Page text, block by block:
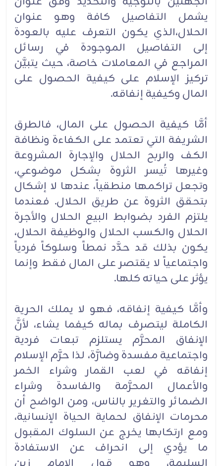
يشمل التفاصيل كافة وهو عنوان
الحلال،الذي يكون التعرف عليه بالعودة
إلى التفاصيل الموجودة في رسائل
المراجع في المعاملات خاصة، حيث يتبيَّن
تركيز الإسلام على كيفية الحصول على
المال وكيفية إنفاقه.
أمَّا كيفية الحصول على المال، فالطرق
الشريفة التي تعتمد على الكفاءة ونظافة
الكف والربح الحلال والإجارة المشروعة
وغيرها تُيسر الثروة بشكل موضوعي،
وتجعل تراكمها منطقياً، عندها لا إشكال
بتحقق الثروة عن طريق الحلال. فعندما
يلتزم الفرد بضوابط البيع الحلال والأجرة
الحلال والكسب الحلال والوظيفة الحلال،
يكون بذلك قد حدَّد نمطاً وسلوكاً فردياً
واجتماعياً لا يقتصر على المال فقط وإنما
يؤثر على حياته كلها.
وأمَّا كيفية إنفاقه، فهو لا يملك الحرية
الكاملة ليتصرف بماله كيفما يشاء، لأنَّ
الإنفاق المحرَّم يستلزم تبعات فردية
واجتماعية مفسدة وضارَّة، لذا حرَّم الإسلام
إنفاقه في لعب القمار وشراء الخمر
والأعمال المحرَّمة والفاسدة وشراء
الضمائر والتغرير بالناس، ومن الواضح أن
محرمات الإنفاق لحماية الحياة الإنسانية،
ومع ارتكابها يخرج عن السلوك المقبول
ما يؤدي إلى انحراف عن الاستفادة